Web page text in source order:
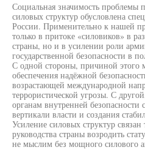
Социальная значимость проблемы
силовых структур обусловлена
России. Применительно к нашей
только в притоке «силовиков» в
страны, но и в усилении роли
государственной безопасности в
С одной стороны, причиной этого
обеспечения надёжной
возрастающей международной
террористической угрозы. С
органам внутренней безопасности
вертикали власти и создания
Усиление силовых структур
руководства страны возродить
не мыслим без мощного силового